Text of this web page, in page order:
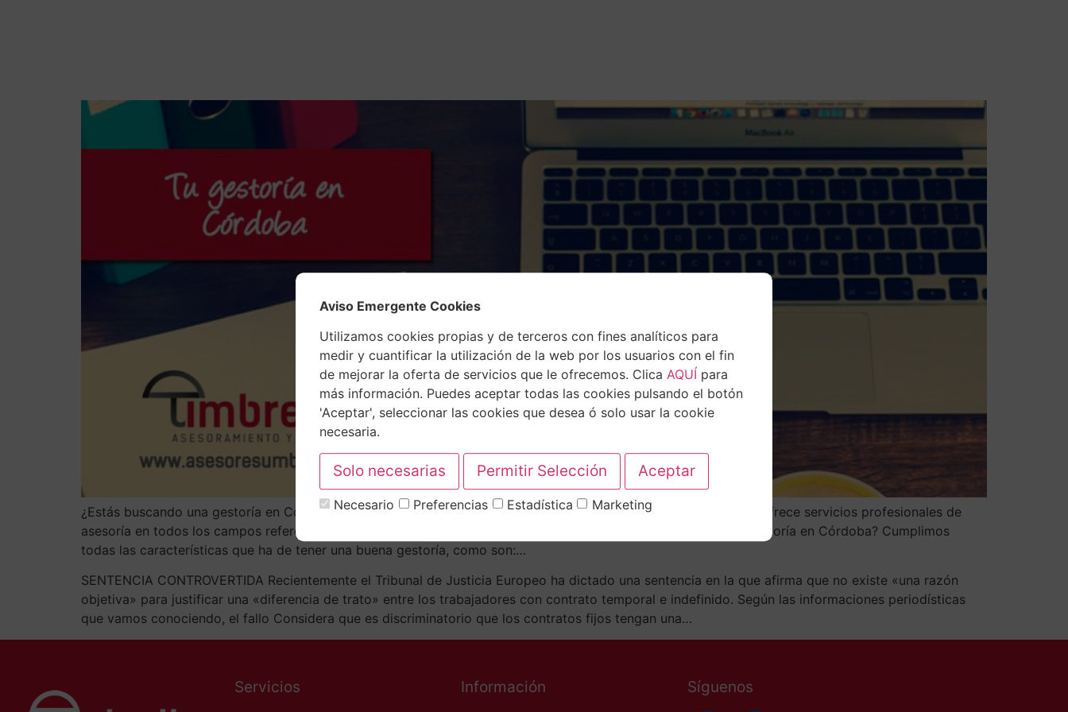
¿Estás buscando una gestoría en Córdoba? Asesores Umbrella es perfecta para ti. Se trata de una empresa que ofrece servicios profesionales de
asesoría en todos los campos referentes a la gestión empresarial. ¿Por qué elegir Asesores Umbrella como tu gestoría en Córdoba? Cumplimos
todas las características que ha de tener una buena gestoría, como son:…
SENTENCIA CONTROVERTIDA Recientemente el Tribunal de Justicia Europeo ha dictado una sentencia en la que afirma que no existe «una razón
objetiva» para justificar una «diferencia de trato» entre los trabajadores con contrato temporal e indefinido. Según las informaciones periodísticas
que vamos conociendo, el fallo Considera que es discriminatorio que los contratos fijos tengan una…
Servicios Información Síguenos
Aviso Emergente Cookies
Utilizamos cookies propias y de terceros con fines analíticos para
medir y cuantificar la utilización de la web por los usuarios con el fin
de mejorar la oferta de servicios que le ofrecemos. Clica AQUÍ para
más información. Puedes aceptar todas las cookies pulsando el botón
'Aceptar', seleccionar las cookies que desea ó solo usar la cookie
necesaria.
Necesario Preferencias Estadística Marketing